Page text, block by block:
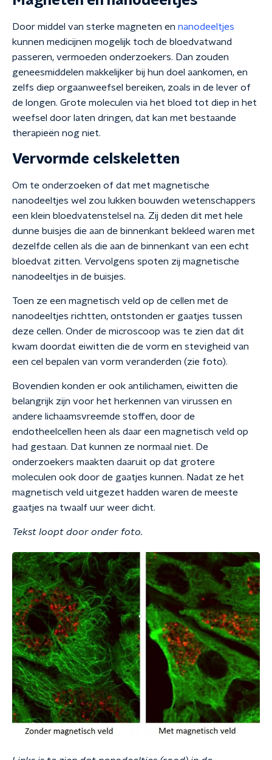
Door middel van sterke magneten en nanodeeltjes
kunnen medicijnen mogelijk toch de bloedvatwand
passeren, vermoeden onderzoekers. Dan zouden
geneesmiddelen makkelijker bij hun doel aankomen, en
zelfs diep orgaanweefsel bereiken, zoals in de lever of
de longen. Grote moleculen via het bloed tot diep in het
weefsel door laten dringen, dat kan met bestaande
therapieën nog niet.
Vervormde celskeletten
Om te onderzoeken of dat met magnetische
nanodeeltjes wel zou lukken bouwden wetenschappers
een klein bloedvatenstelsel na. Zij deden dit met hele
dunne buisjes die aan de binnenkant bekleed waren met
dezelfde cellen als die aan de binnenkant van een echt
bloedvat zitten. Vervolgens spoten zij magnetische
nanodeeltjes in de buisjes.
Toen ze een magnetisch veld op de cellen met de
nanodeeltjes richtten, ontstonden er gaatjes tussen
deze cellen. Onder de microscoop was te zien dat dit
kwam doordat eiwitten die de vorm en stevigheid van
een cel bepalen van vorm veranderden (zie foto).
Bovendien konden er ook antilichamen, eiwitten die
belangrijk zijn voor het herkennen van virussen en
andere lichaamsvreemde stoffen, door de
endotheelcellen heen als daar een magnetisch veld op
had gestaan. Dat kunnen ze normaal niet. De
onderzoekers maakten daaruit op dat grotere
moleculen ook door de gaatjes kunnen. Nadat ze het
magnetisch veld uitgezet hadden waren de meeste
gaatjes na twaalf uur weer dicht.
Tekst loopt door onder foto.